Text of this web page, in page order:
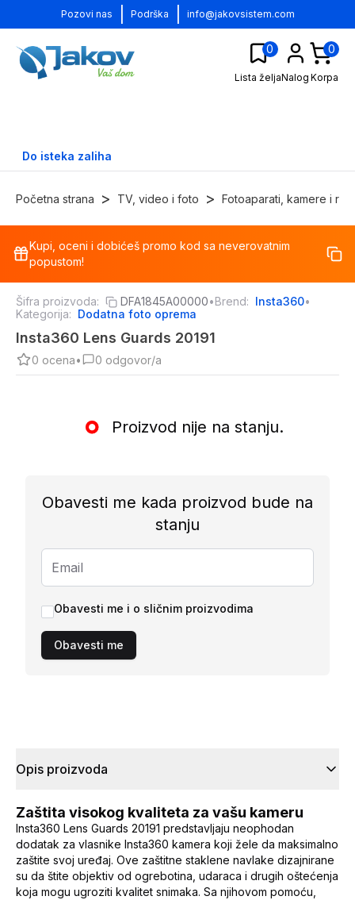
Pozovi nas Podrška info@jakovsistem.com
0
Lista željaNalog
0
Korpa
Do isteka zaliha
Početna strana > TV, video i foto > Fotoaparati, kamere i
%
Kupi, oceni i dobićeš promo kod sa neverovatnim
popustom!
Šifra proizvoda: DFA1845A00000•Brend: Insta360•
Kategorija: Dodatna foto oprema
Insta360 Lens Guards 20191
0 ocena• 0 odgovor/a
Proizvod nije na stanju.
Obavesti me kada proizvod bude na
stanju
Obavesti me i o sličnim proizvodima
Obavesti me
Opis proizvoda
Zaštita visokog kvaliteta za vašu kameru
Insta360 Lens Guards 20191 predstavljaju neophodan
dodatak za vlasnike Insta360 kamera koji žele da maksimalno
zaštite svoj uređaj. Ove zaštitne staklene navlake dizajnirane
su da štite objektiv od ogrebotina, udaraca i drugih oštećenja
koja mogu ugroziti kvalitet snimaka. Sa njihovom pomoću,